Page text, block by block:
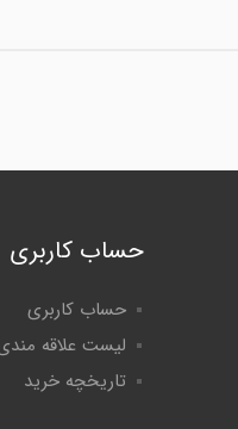
حساب کاربری
حساب کاربری
لیست علاقه
تاریخچه خرید